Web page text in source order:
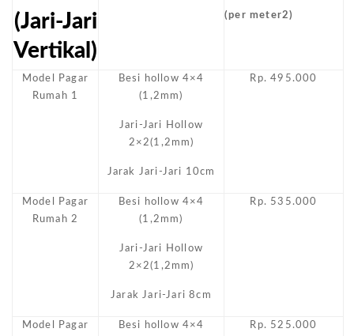
(Jari-Jari
Vertikal)
(per meter2)
Model Pagar
Rumah 1
Besi hollow 4×4
(1,2mm)
Jari-Jari Hollow
2×2(1,2mm)
Jarak Jari-Jari 10cm
Rp. 495.000
Model Pagar
Rumah 2
Besi hollow 4×4
(1,2mm)
Jari-Jari Hollow
2×2(1,2mm)
Jarak Jari-Jari 8cm
Rp. 535.000
Model Pagar
Besi hollow 4×4
Rp. 525.000